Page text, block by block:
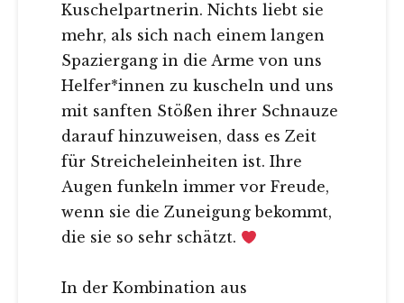
Kuschelpartnerin. Nichts liebt sie
mehr, als sich nach einem langen
Spaziergang in die Arme von uns
Helfer*innen zu kuscheln und uns
mit sanften Stößen ihrer Schnauze
darauf hinzuweisen, dass es Zeit
für Streicheleinheiten ist. Ihre
Augen funkeln immer vor Freude,
wenn sie die Zuneigung bekommt,
die sie so sehr schätzt.
In der Kombination aus